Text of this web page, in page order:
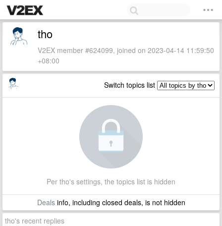
tho
V2EX member #624099, joined on 2023-04-14 11:59:50
+08:00
Switch topics list
Per tho's settings, the topics list is hidden
Dealsinfo, including closed deals, is not hidden
tho's recent replies